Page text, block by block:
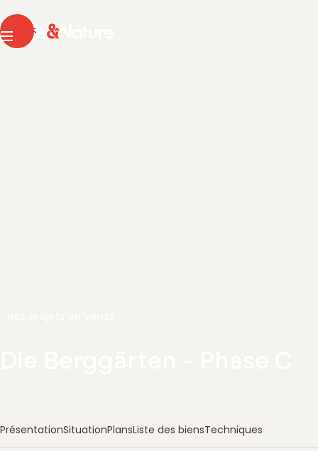
Pierre & Nature
Menu
FR
DE
PrésentationSituationPlansListe des biensTechniques